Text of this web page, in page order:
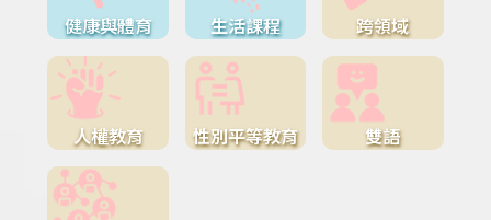
健康與體育 生活課程 跨領域
人權教育 性別平等教育 雙語